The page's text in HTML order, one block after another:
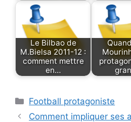
Le Bilbao de
M.Bielsa 2011-12 :
comment mettre
en…
Categories
Football protagoniste
Comment impliquer ses